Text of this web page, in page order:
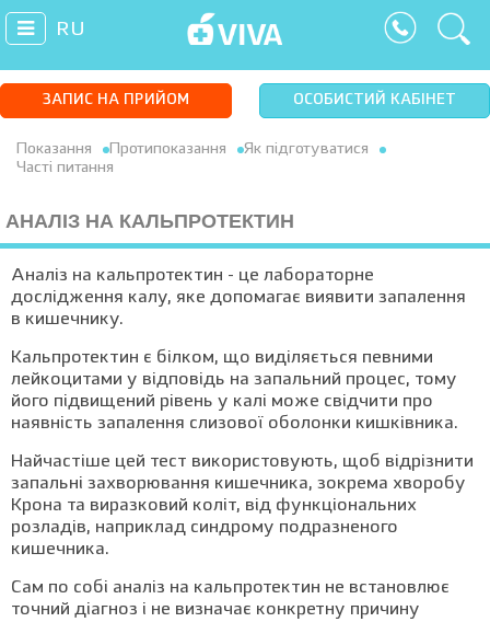
RU
ЗАПИС НА ПРИЙОМ ОСОБИСТИЙ КАБІНЕТ
Показання Протипоказання
Як підготуватися
Часті питання
АНАЛІЗ НА КАЛЬПРОТЕКТИН
Аналіз на кальпротектин - це лабораторне
дослідження калу, яке допомагає виявити запалення
в кишечнику.
Кальпротектин є білком, що виділяється певними
лейкоцитами у відповідь на запальний процес, тому
його підвищений рівень у калі може свідчити про
наявність запалення слизової оболонки кишківника.
Найчастіше цей тест використовують, щоб відрізнити
запальні захворювання кишечника, зокрема хворобу
Крона та виразковий коліт, від функціональних
розладів, наприклад синдрому подразненого
кишечника.
Сам по собі аналіз на кальпротектин не встановлює
точний діагноз і не визначає конкретну причину